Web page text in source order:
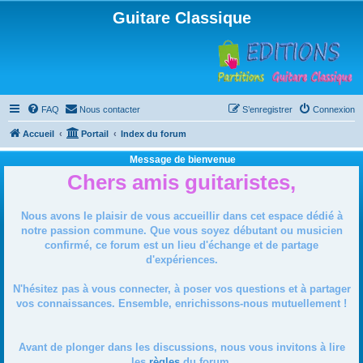
Guitare Classique
FAQ Nous contacter Connexion
S’enregistrer
Accueil Portail Index du forum
Message de bienvenue
Chers amis guitaristes,
Nous avons le plaisir de vous accueillir dans cet espace dédié à
notre passion commune. Que vous soyez débutant ou musicien
confirmé, ce forum est un lieu d'échange et de partage
d'expériences.
N'hésitez pas à vous connecter, à poser vos questions et à partager
vos connaissances. Ensemble, enrichissons-nous mutuellement !
Avant de plonger dans les discussions, nous vous invitons à lire